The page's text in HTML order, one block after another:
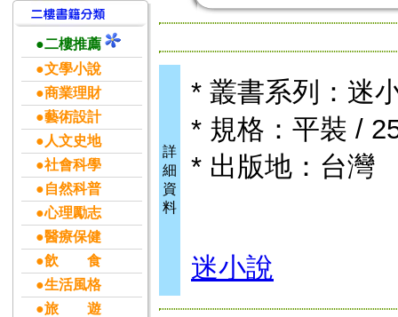
●二樓推薦
●文學小說
●商業理財
●藝術設計
●人文史地
●社會科學
●自然科普
●心理勵志
●醫療保健
●飲 食
●生活風格
●旅 遊
詳
細
資
料
* 叢書系列：迷
* 規格：平裝 /
* 出版地：台灣
迷小說